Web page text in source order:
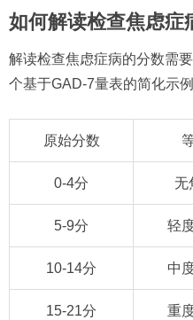
如何解读检查焦虑症
解读检查焦虑症病的分数需
个基于GAD-7量表的简化示例
原始分数
0-4分 无
5-9分 轻
10-14分 中
15-21分 重